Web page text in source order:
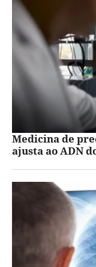
Medicina de
ajusta ao ADN